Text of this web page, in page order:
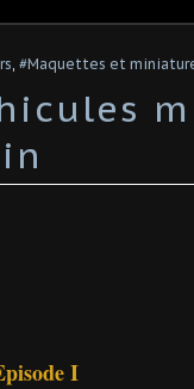
, #Maquettes et
I